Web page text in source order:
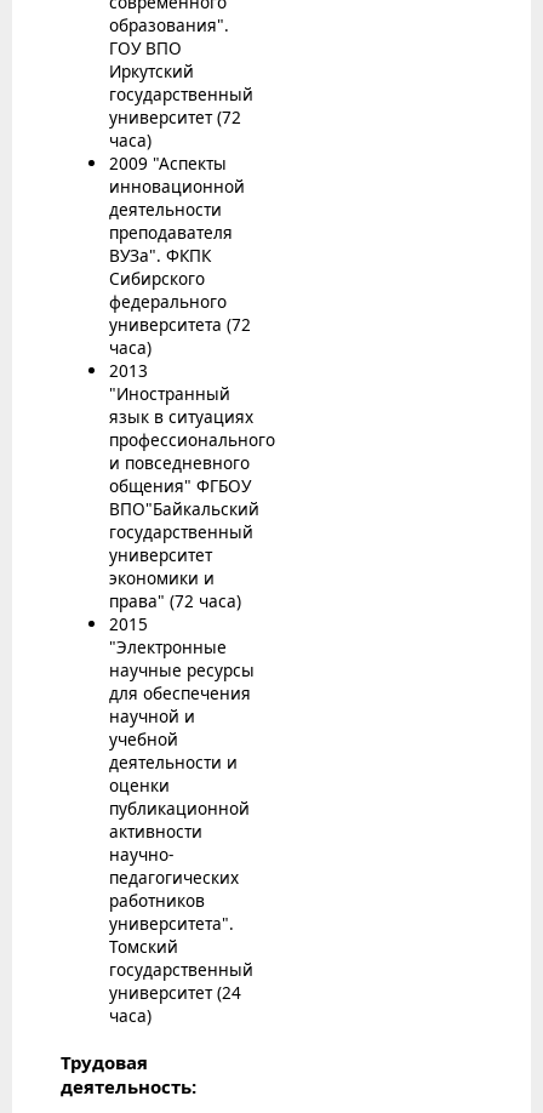
образования".
ГОУ ВПО
Иркутский
государственный
университет (72
часа)
2009 "Аспекты
инновационной
деятельности
преподавателя
ВУЗа". ФКПК
Сибирского
федерального
университета (72
часа)
2013
"Иностранный
язык в ситуациях
профессионального
и повседневного
общения" ФГБОУ
ВПО"Байкальский
государственный
университет
экономики и
права" (72 часа)
2015
"Электронные
научные ресурсы
для обеспечения
научной и
учебной
деятельности и
оценки
публикационной
активности
научно-
педагогических
работников
университета".
Томский
государственный
университет (24
часа)
Трудовая
деятельность: